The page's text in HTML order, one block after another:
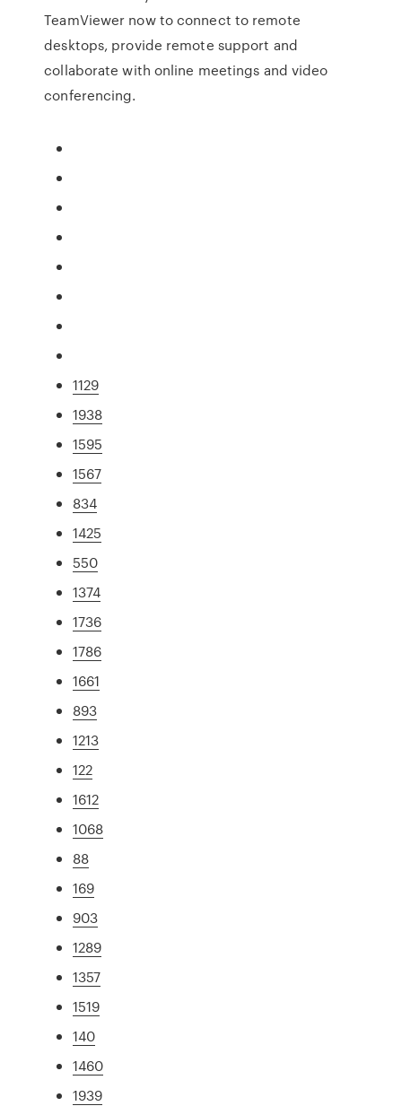
TeamViewer now to connect to remote
desktops, provide remote support and
collaborate with online meetings and video
conferencing.
1129
1938
1595
1567
834
1425
550
1374
1736
1786
1661
893
1213
122
1612
1068
88
169
903
1289
1357
1519
140
1460
1939